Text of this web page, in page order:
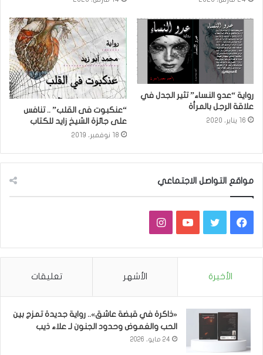
رواية “عدو النساء” تثير الجدل في
علاقة الرجل بالمرأة
16 يناير، 2020
“عنكبوت فى القلب” .. تنافس
على جائزة الشيخ زايد للكتاب
18 نوفمبر، 2019
مواقع التواصل الاجتماعي
فيسبوكتويتر يوتيوبانستقرام
الأخيرة الأشهر تعليقات
«ذاكرة في قبضة عاشق».. رواية جديدة تمزج بين
الحب والغموض وحدود الجنون لـ علاء ذيب
24 مايو، 2026